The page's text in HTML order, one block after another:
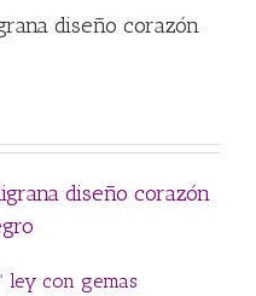
diseño corazón
diseño corazón
ley con gemas